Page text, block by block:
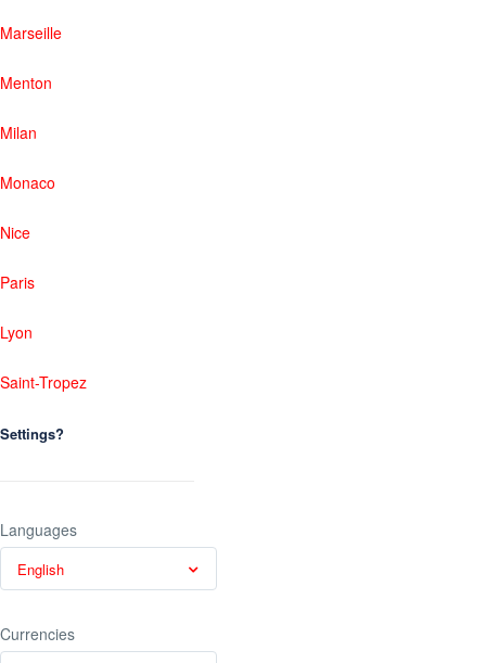
Marseille
Menton
Milan
Monaco
Nice
Paris
Lyon
Saint-Tropez
Settings?
Languages
English
Currencies